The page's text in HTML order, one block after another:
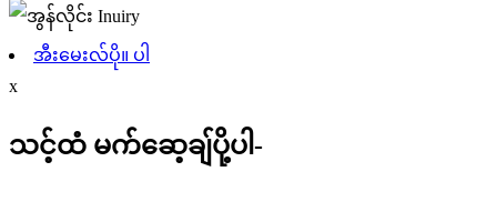
အီးမေးလ်ပို။ ပါ
x
သင့်ထံ မက်ဆေ့ချ်ပို့ပါ-